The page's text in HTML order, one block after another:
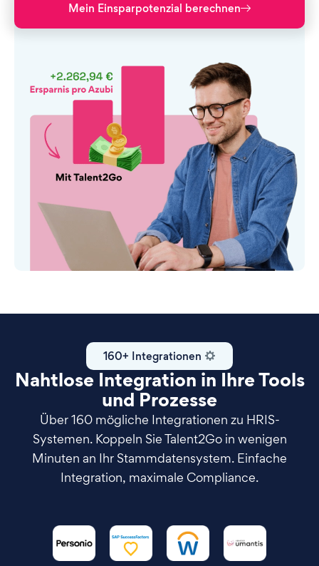
Mein Einsparpotenzial berechnen
160+ Integrationen
Nahtlose Integration in Ihre Tools
und Prozesse
Über 160 mögliche Integrationen zu HRIS-
Systemen. Koppeln Sie Talent2Go in wenigen
Minuten an Ihr Stammdatensystem. Einfache
Integration, maximale Compliance.